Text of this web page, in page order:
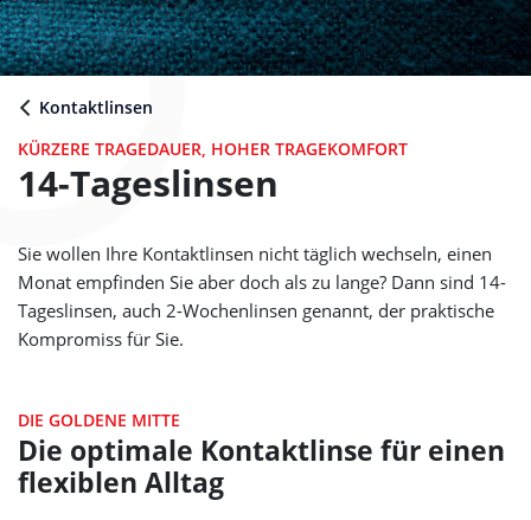
Kontaktlinsen
KÜRZERE TRAGEDAUER, HOHER TRAGEKOMFORT
14-Tageslinsen
Sie wollen Ihre Kontaktlinsen nicht täglich wechseln, einen
Monat empfinden Sie aber doch als zu lange? Dann sind 14-
Tageslinsen, auch 2-Wochenlinsen genannt, der praktische
Kompromiss für Sie.
DIE GOLDENE MITTE
Die optimale Kontaktlinse für einen
flexiblen Alltag